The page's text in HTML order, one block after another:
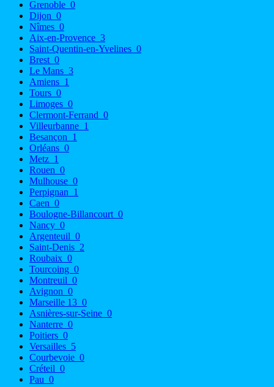
Grenoble 0
Dijon 0
Nîmes 0
Aix-en-Provence 3
Saint-Quentin-en-Yvelines 0
Brest 0
Le Mans 3
Amiens 1
Tours 0
Limoges 0
Clermont-Ferrand 0
Villeurbanne 1
Besançon 1
Orléans 0
Metz 1
Rouen 0
Mulhouse 0
Perpignan 1
Caen 0
Boulogne-Billancourt 0
Nancy 0
Argenteuil 0
Saint-Denis 2
Roubaix 0
Tourcoing 0
Montreuil 0
Avignon 0
Marseille 13 0
Asnières-sur-Seine 0
Nanterre 0
Poitiers 0
Versailles 5
Courbevoie 0
Créteil 0
Pau 0